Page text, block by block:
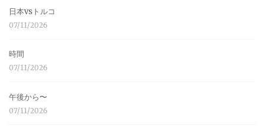
日本vsトルコ
07/11/2026
時間
07/11/2026
午後から〜
07/11/2026